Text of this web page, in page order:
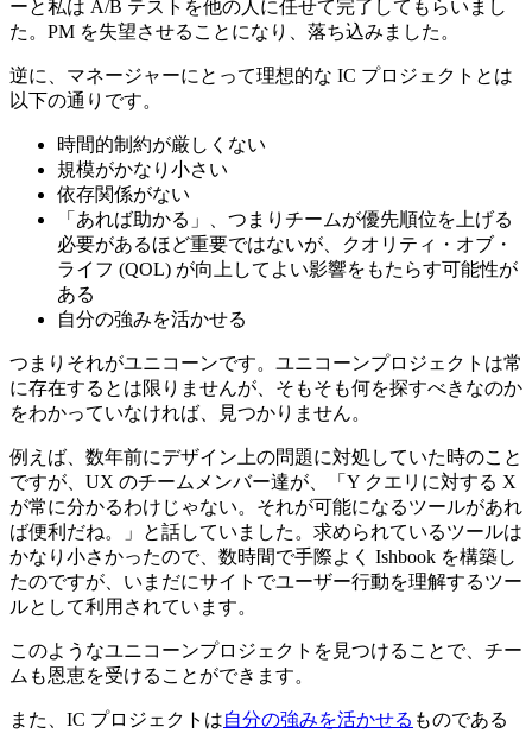
ーと私は A/B テストを他の人に任せて完了してもらいまし
た。PM を失望させることになり、落ち込みました。
逆に、マネージャーにとって理想的な IC プロジェクトとは
以下の通りです。
時間的制約が厳しくない
規模がかなり小さい
依存関係がない
「あれば助かる」、つまりチームが優先順位を上げる
必要があるほど重要ではないが、クオリティ・オブ・
ライフ (QOL) が向上してよい影響をもたらす可能性が
ある
自分の強みを活かせる
つまりそれがユニコーンです。ユニコーンプロジェクトは常
に存在するとは限りませんが、そもそも何を探すべきなのか
をわかっていなければ、見つかりません。
例えば、数年前にデザイン上の問題に対処していた時のこと
ですが、UX のチームメンバー達が、「Y クエリに対する X
が常に分かるわけじゃない。それが可能になるツールがあれ
ば便利だね。」と話していました。求められているツールは
かなり小さかったので、数時間で手際よく Ishbook を構築し
たのですが、いまだにサイトでユーザー行動を理解するツー
ルとして利用されています。
このようなユニコーンプロジェクトを見つけることで、チー
ムも恩恵を受けることができます。
また、IC プロジェクトは自分の強みを活かせる ものである